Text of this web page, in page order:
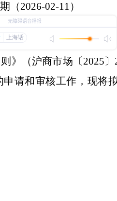
（2026-02-11）
》（沪商市场〔2025
请和审核工作，现将